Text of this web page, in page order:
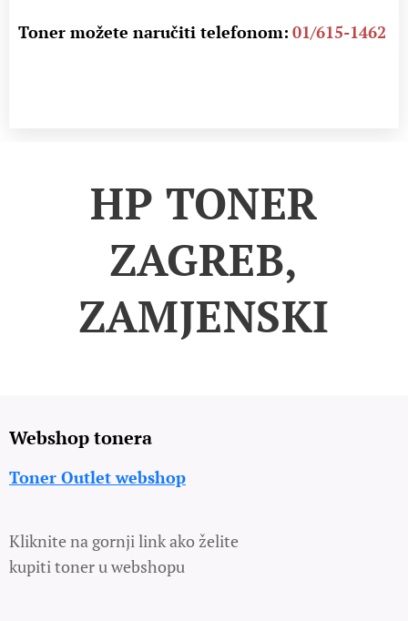
Toner možete naručiti telefonom: 01/615-1462
HP TONER
ZAGREB,
ZAMJENSKI
Webshop tonera
Toner Outlet webshop
Kliknite na gornji link ako želite
kupiti toner u webshopu